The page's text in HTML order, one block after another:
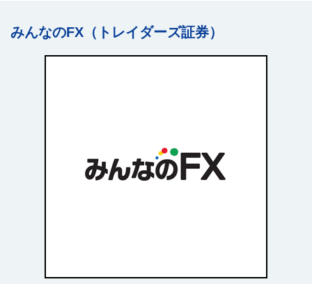
みんなのFX（トレイダーズ証券）